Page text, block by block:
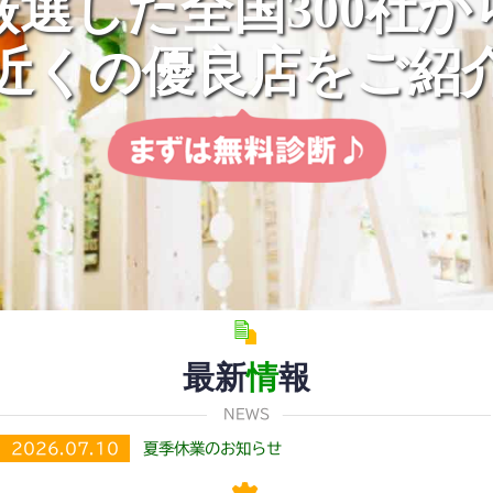
くの優良店をご紹
最新情報
NEWS
2026.07.10 夏季休業のお知らせ